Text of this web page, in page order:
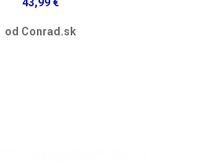
43,99 €
od Conrad.sk